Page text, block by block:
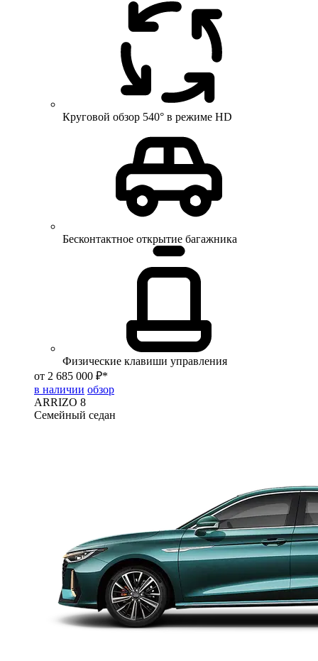
Круговой обзор 540° в режиме HD
Бесконтактное открытие багажника
Физические клавиши управления
от 2 685 000 ₽*
в наличии обзор
ARRIZO 8
Семейный седан